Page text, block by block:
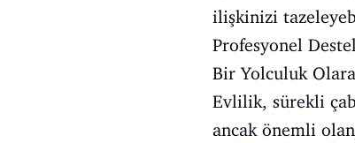
ilişkinizi
Profesyonel
Bir Yolculuk
Evlilik, sürekli
ancak önemli